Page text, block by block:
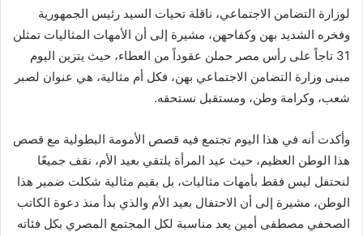
لوزارة التضامن الاجتماعي، ناقلة تحيات السيد رئيس الجمهورية
وفخره الشديد بهن وكفاحهن، مشيرة إلى أن الأمهات المثاليات تمثلن
31 تاجاً على رأس مصر حملن عقوداً من العطاء، حيث يتزين اليوم
مبنى وزارة التضامن الاجتماعي بهن، فكل أم مثالية، هي عنوان لصبر
شعب، وكرامة وطن، ومستقبل نستحقه.
وأكدت أنه في هذا اليوم تجتمع فيه قصص الأمومة البطولية مع قصص
هذا الوطن العظيم، حيث عيد المرأة يلتقي بعيد الأم، نقف جميعًا
لنحتفل ليس فقط بأمهات مثاليات، بل بقيم مثالية شكلت ضمير هذا
الوطن، مشيرة إلى أن الاحتفال بعيد الأم والذي بدأ منذ دعوة الكاتب
الصحفي مصطفى أمين يعد مناسبة لكل المجتمع المصري بكل فئاته